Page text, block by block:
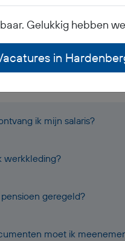
ik mijn salaris?
werkkleding?
geregeld?
moet ik
Gelukkig hebben
in